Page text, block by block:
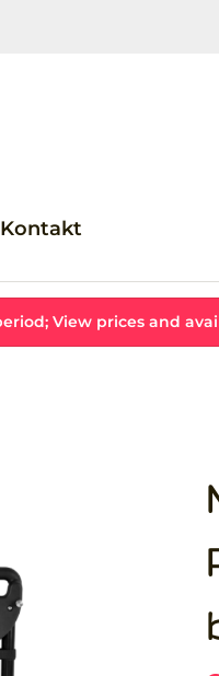
Kontakt